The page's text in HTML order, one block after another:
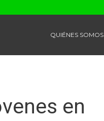
QUIÉNES SOMOS
en